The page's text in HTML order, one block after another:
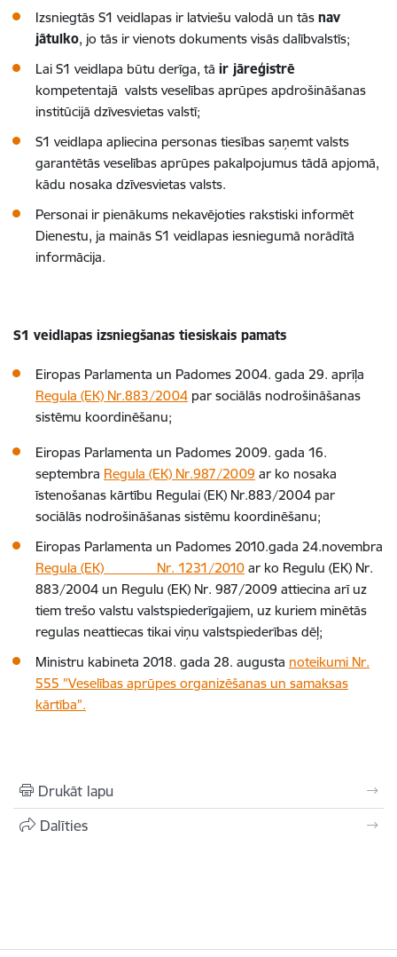
Izsniegtās S1 veidlapas ir latviešu valodā un tās nav
jātulko, jo tās ir vienots dokuments visās dalībvalstīs;
Lai S1 veidlapa būtu derīga, tā ir jāreģistrē
kompetentajā valsts veselības aprūpes apdrošināšanas
institūcijā dzīvesvietas valstī;
S1 veidlapa apliecina personas tiesības saņemt valsts
garantētās veselības aprūpes pakalpojumus tādā apjomā,
kādu nosaka dzīvesvietas valsts.
Personai ir pienākums nekavējoties rakstiski informēt
Dienestu, ja mainās S1 veidlapas iesniegumā norādītā
informācija.
S1 veidlapas izsniegšanas tiesiskais pamats
Eiropas Parlamenta un Padomes 2004. gada 29. aprīļa
Regula (EK) Nr.883/2004 par sociālās nodrošināšanas
sistēmu koordinēšanu;
Eiropas Parlamenta un Padomes 2009. gada 16.
septembra Regula (EK) Nr.987/2009 ar ko nosaka
īstenošanas kārtību Regulai (EK) Nr.883/2004 par
sociālās nodrošināšanas sistēmu koordinēšanu;
Eiropas Parlamenta un Padomes 2010.gada 24.novembra
Regula (EK) Nr. 1231/2010 ar ko Regulu (EK) Nr.
883/2004 un Regulu (EK) Nr. 987/2009 attiecina arī uz
tiem trešo valstu valstspiederīgajiem, uz kuriem minētās
regulas neattiecas tikai viņu valstspiederības dēļ;
Ministru kabineta 2018. gada 28. augusta noteikumi Nr.
555 "Veselības aprūpes organizēšanas un samaksas
kārtība".
Drukāt lapu
Dalīties